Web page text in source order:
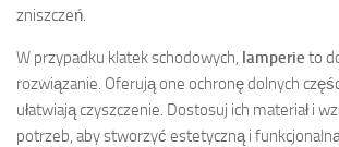
zniszczeń.
W przypadku klatek schodowych, lamperie to
rozwiązanie. Oferują one ochronę dolnych
ułatwiają czyszczenie. Dostosuj ich materiał i
potrzeb, aby stworzyć estetyczną i